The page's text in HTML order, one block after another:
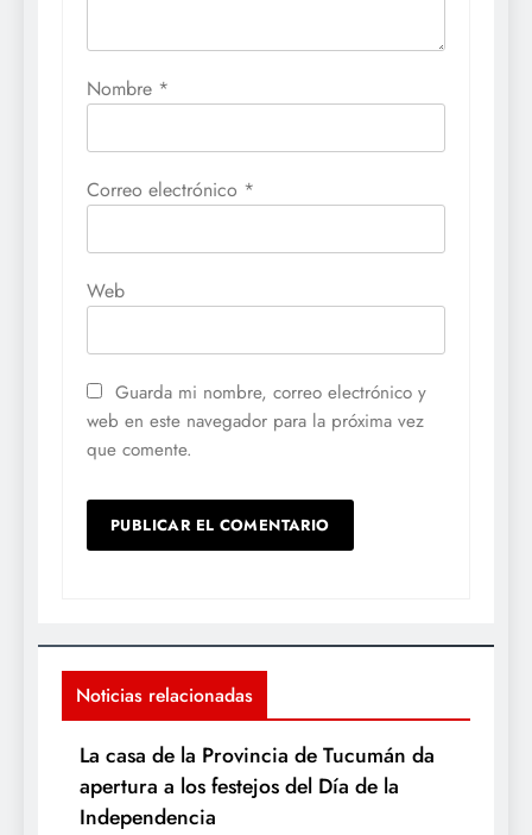
Nombre *
Correo electrónico *
Web
Guarda mi nombre, correo electrónico y
web en este navegador para la próxima vez
que comente.
Noticias relacionadas
La casa de la Provincia de Tucumán da
apertura a los festejos del Día de la
Independencia